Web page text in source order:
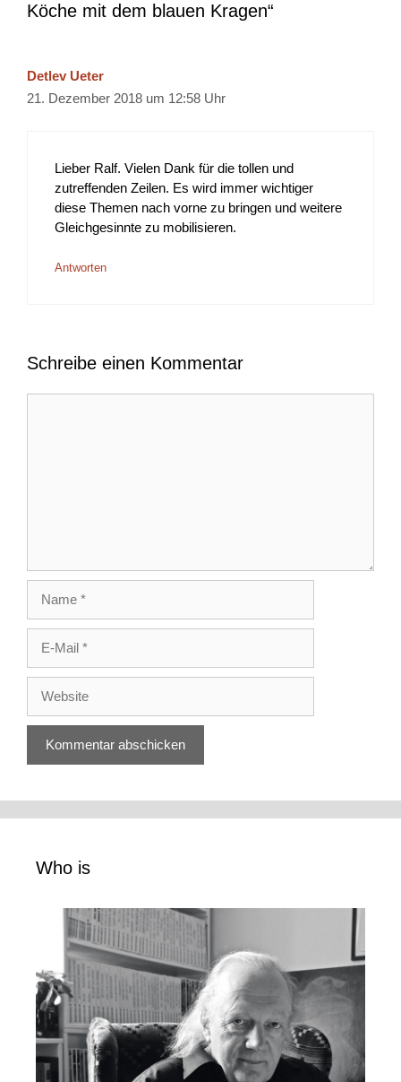
Köche mit dem blauen Kragen“
Detlev Ueter
21. Dezember 2018 um 12:58 Uhr
Lieber Ralf. Vielen Dank für die tollen und
zutreffenden Zeilen. Es wird immer wichtiger
diese Themen nach vorne zu bringen und weitere
Gleichgesinnte zu mobilisieren.
Antworten
Schreibe einen Kommentar
Mail
Who is